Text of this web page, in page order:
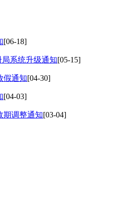
[06-18]
系统升级通知[05-15]
假通知[04-30]
[04-03]
期调整通知[03-04]